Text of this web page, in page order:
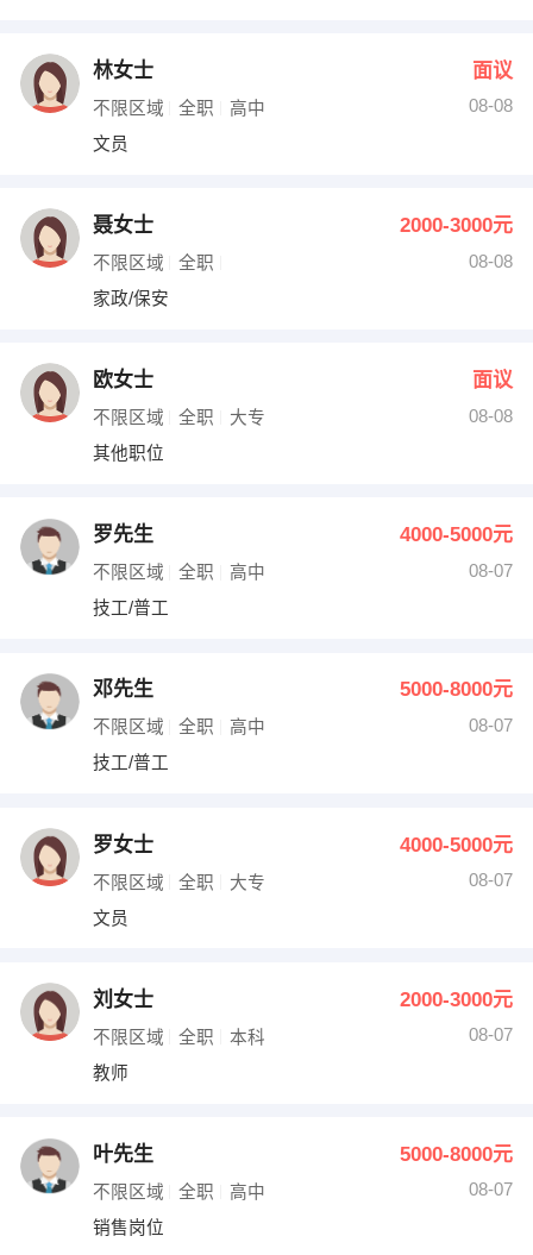
林女士 面议
不限区域 全职 高中
08-08
文员
聂女士 2000-3000元
不限区域 全职
08-08
家政/保安
欧女士 面议
不限区域 全职 大专
08-08
其他职位
罗先生 4000-5000元
不限区域 全职 高中
08-07
技工/普工
邓先生 5000-8000元
不限区域 全职 高中
08-07
技工/普工
罗女士 4000-5000元
不限区域 全职 大专
08-07
文员
刘女士 2000-3000元
不限区域 全职 本科
08-07
教师
叶先生 5000-8000元
不限区域 全职 高中
08-07
销售岗位